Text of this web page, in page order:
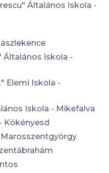
Általános Iskola -
Általános Iskola -
Elemi Iskola -
Iskola - Mikefalva
Kökényesd